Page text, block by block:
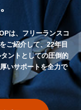
は、フリーランスコ
ご紹介して、22年目
ントとしての圧倒的
いサポートを全力で